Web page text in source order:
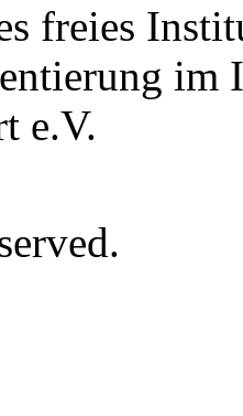
freies
im
e.V.